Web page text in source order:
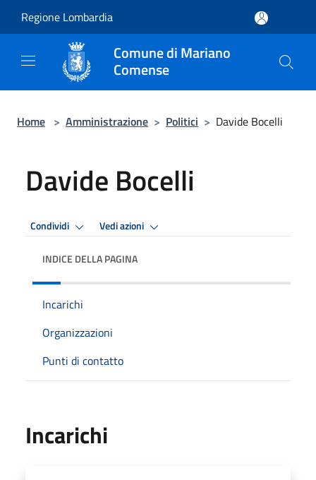
Regione Lombardia
Comune di Mariano
Comense
Home > Amministrazione > Politici > Davide Bocelli
Davide Bocelli
Condividi Vedi azioni
INDICE DELLA PAGINA
Incarichi
Organizzazioni
Punti di contatto
Incarichi